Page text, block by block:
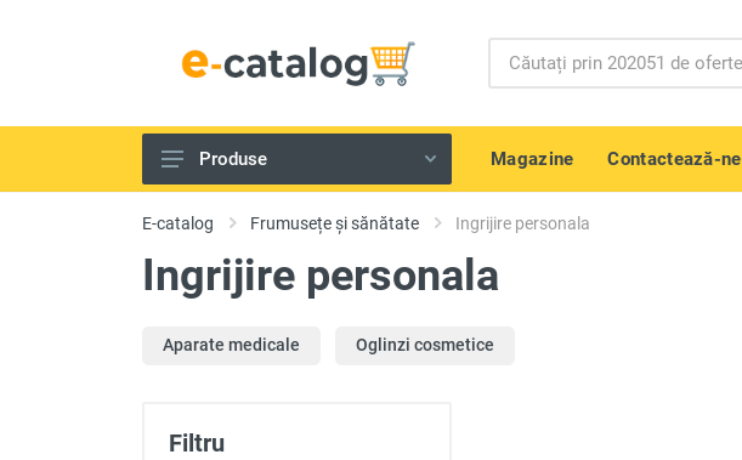
Telefoane și gadget-uri
Echipamente IT
Televizoare, tehnică Audio-Video
Tehnică de bucătărie
Scule electrice și unelte
Produse Magazine Contactează-ne
E-catalog Frumusețe și sănătate Ingrijire personala
Ingrijire personala
Aparate medicale Oglinzi cosmetice
Filtru